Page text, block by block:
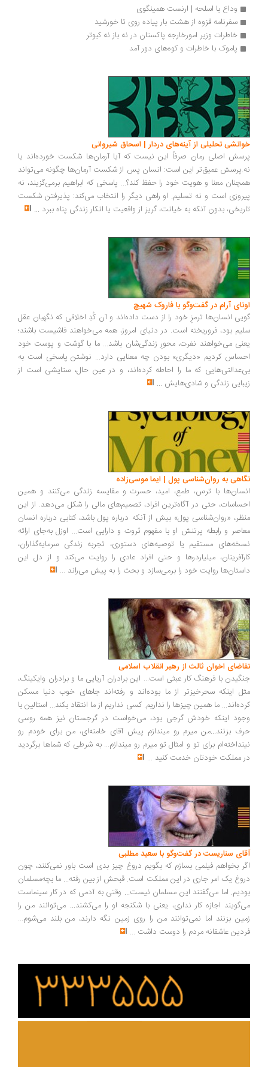
وداع با اسلحه | ارنست همینگوی
سفرنامه قزوه از هشت بار پیاده روی تا خورشید
خاطرات وزیر امورخارجه پاکستان در نه باز نه کبوتر
پاموک با خاطرات و کوه‌های دور آمد
تحلیلی از آینه‌های دردار | اسحاق شیروانی
اصلی رمان صرفاً این نیست که آیا آرمان‌ها شکست خورده‌اند یا
عمیق‌تر این است: انسان پس از شکست آرمان‌ها چگونه می‌تواند
معنا و هویت خود را حفظ کند؟... پاسخی که ابراهیم برمی‌گزیند، نه
است و نه تسلیم. او راهی دیگر را انتخاب می‌کند: پذیرفتن شکست
بدون آنکه به خیانت، گریز از واقعیت یا انکار زندگی پناه ببرد...
آرام در گفت‌وگو با فاروک شهیچ‭
انسان‌ها ترمزِ خود را از دست داده‌اند و آن کُدِ اخلاقی که نگهبان عقل
بود، فروریخته است. در دنیای امروز، همه می‌خواهند فاشیست باشند؛
می‌خواهند نفرت، محورِ زندگی‌شان باشد... ما با گوشت و پوست خود
کردیم «دیگری» بودن چه معنایی دارد... نوشتن پاسخی است به
که ما را احاطه کرده‌اند، و در عین حال، ستایشی است از
زندگی و شادی‌هایش...
به روان‌شناسی پول | ایما موسی‌زاده
با ترس، طمع، امید، حسرت و مقایسه زندگی می‌کنند و همین
حتی در آگاه‌ترین افراد، تصمیم‌های مالی را شکل می‌دهد. از این
«روان‌شناسی پول» بیش از آنکه درباره پول باشد، کتابی درباره انسان
و رابطه پرتنش او با مفهوم ثروت و دارایی است... اوزل به‌جای ارائه
مستقیم یا توصیه‌های دستوری، تجربه زندگی سرمایه‌گذاران،
میلیاردرها و حتی افراد عادی را روایت می‌کند و از دل این
روایت خود را برمی‌سازد و بحث را به پیش می‌راند ...
اخوان ثالث از رهبر انقلاب اسلامی
با فرهنگ کار عبثی است... این برادران آریایی ما و برادران وایکینگ،
اینکه سحرخیزتر از ما بوده‌اند و رفته‌اند جاهای خوب دنیا مسکن
ما همین چیزها را نداریم. کسی نداریم از ما انتقاد بکند... استالین با
اینکه خودش گرجی بود، می‌خواست در گرجستان نیز همه روسی
بزنند...من میرم رو میندازم پیش آقای خامنه‌ای، من برای خودم رو
برای تو و امثال تو میرم رو میندازم... به شرطی که شماها برگردید
مملکت خودتان خدمت کنید...
سناریست در گفت‌وگو با سعید مطلبی
بخواهم فیلمی بسازم که بگویم دروغ چیز بدی است باور نمی‌کنند، چون
یک امر جاری در این مملکت است. قبحش از بین رفته... ما بچه‌مسلمان
اما می‌گفتند این مسلمان نیست... وقتی به آدمی که در کار سینماست
اجازه کار نداری، یعنی با شکنجه او را می‌کشند... می‌توانند من را
بزنند اما نمی‌توانند من را روی زمین نگه دارند، من بلند می‌شوم...
عاشقانه مردم را دوست داشت ...